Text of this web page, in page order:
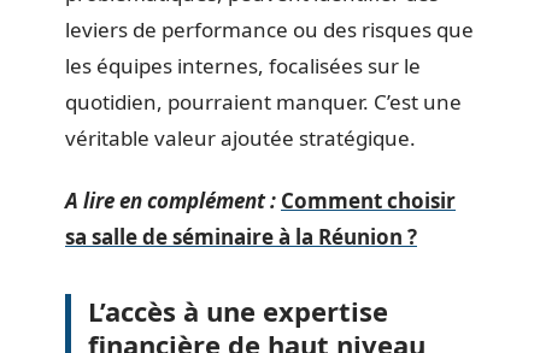
leviers de performance ou des risques que
les équipes internes, focalisées sur le
quotidien, pourraient manquer. C’est une
véritable valeur ajoutée stratégique.
A lire en complément : Comment choisir
sa salle de séminaire à la Réunion ?
L’accès à une expertise
financière de haut niveau